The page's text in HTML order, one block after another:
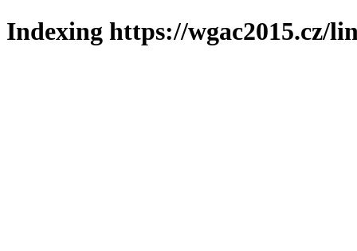
Indexing https://wgac2015.cz/